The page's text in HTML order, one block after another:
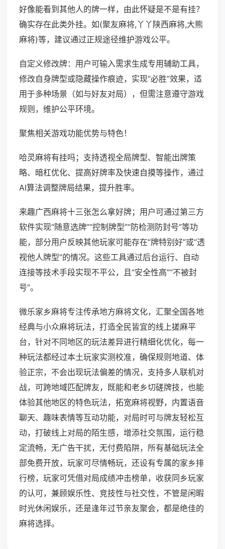
好像能看到其他人的牌一样，由此怀疑是不是有挂？
确实存在此类外挂。如(聚友麻将,丫丫陕西麻将,大熊
麻将)等，建议通过正规途径维护游戏公平。
自定义修改牌：用户可输入需求生成专用辅助工具，
修改自身牌型或隐藏操作痕迹，实现“必胜”效果，适
用于多种场景（如与好友对局），但需注意遵守游戏
规则，维护公平环境。
聚焦相关游戏功能优势与特色！
哈灵麻将有挂吗；支持透视全局牌型、智能出牌策
略、暗杠优化、提高好牌率及快速自摸等操作，通过
AI算法调整牌局结果，提升胜率。
来趣广西麻将十三张怎么拿好牌；用户可通过第三方
软件实现“随意选牌”“控制牌型”“防检测防封号”等功
能，部分用户反映其他玩家可能存在“牌特别好”或“透
视他人牌型”的情况。这些工具通过后台运行、自动
连接等技术手段实现不平公，且“安全性高”“不被封
号”。
微乐家乡麻将专注传承地方麻将文化，汇聚全国各地
经典与小众麻将玩法，打造全民皆宜的线上搓麻平
台，针对不同地区的玩法差异进行精细化优化，每一
种玩法都经过本土玩家实测校准，确保规则地道、体
验正宗，不会出现玩法偏差的情况，支持多人联机对
战，可跨地域匹配牌友，既能和老乡切磋牌技，也能
体验其他地区的特色玩法，拓宽麻将视野，内置语音
聊天、趣味表情等互动功能，对局时可与牌友轻松互
动，打破线上对局的陌生感，增添社交氛围，运行稳
定流畅，无广告干扰，无付费陷阱，所有基础玩法全
部免费开放，玩家可尽情畅玩，还设有专属的家乡排
行榜，玩家可凭借对局成绩冲击榜单，收获同乡玩家
的认可，兼顾娱乐性、竞技性与社交性，不管是闲暇
时光休闲娱乐，还是逢年过节亲友聚会，都是绝佳的
麻将选择。